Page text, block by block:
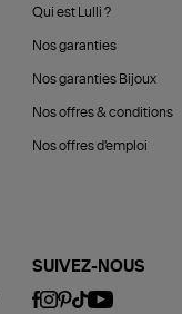
Qui est Lulli ?
Nos garanties
Nos garanties Bijoux
Nos offres & conditions
Nos offres d'emploi
SUIVEZ-NOUS